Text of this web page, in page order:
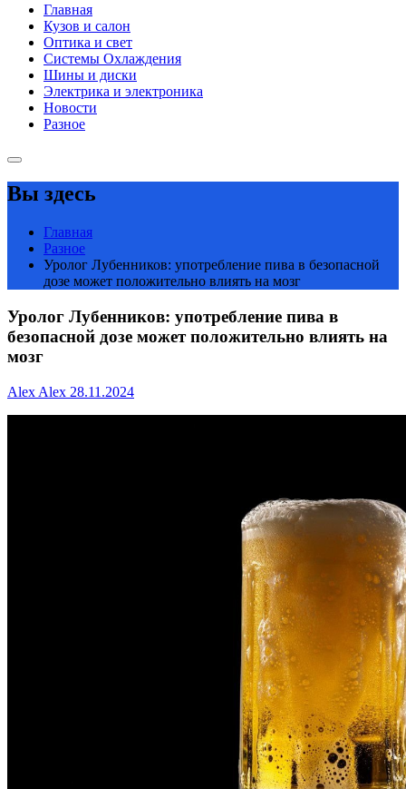
Главная
Кузов и салон
Оптика и свет
Системы Охлаждения
Шины и диски
Электрика и электроника
Новости
Разное
Вы здесь
Главная
Разное
Уролог Лубенников: употребление пива в безопасной
дозе может положительно влиять на мозг
Уролог Лубенников: употребление пива в
безопасной дозе может положительно влиять на
мозг
Alex Alex 28.11.2024